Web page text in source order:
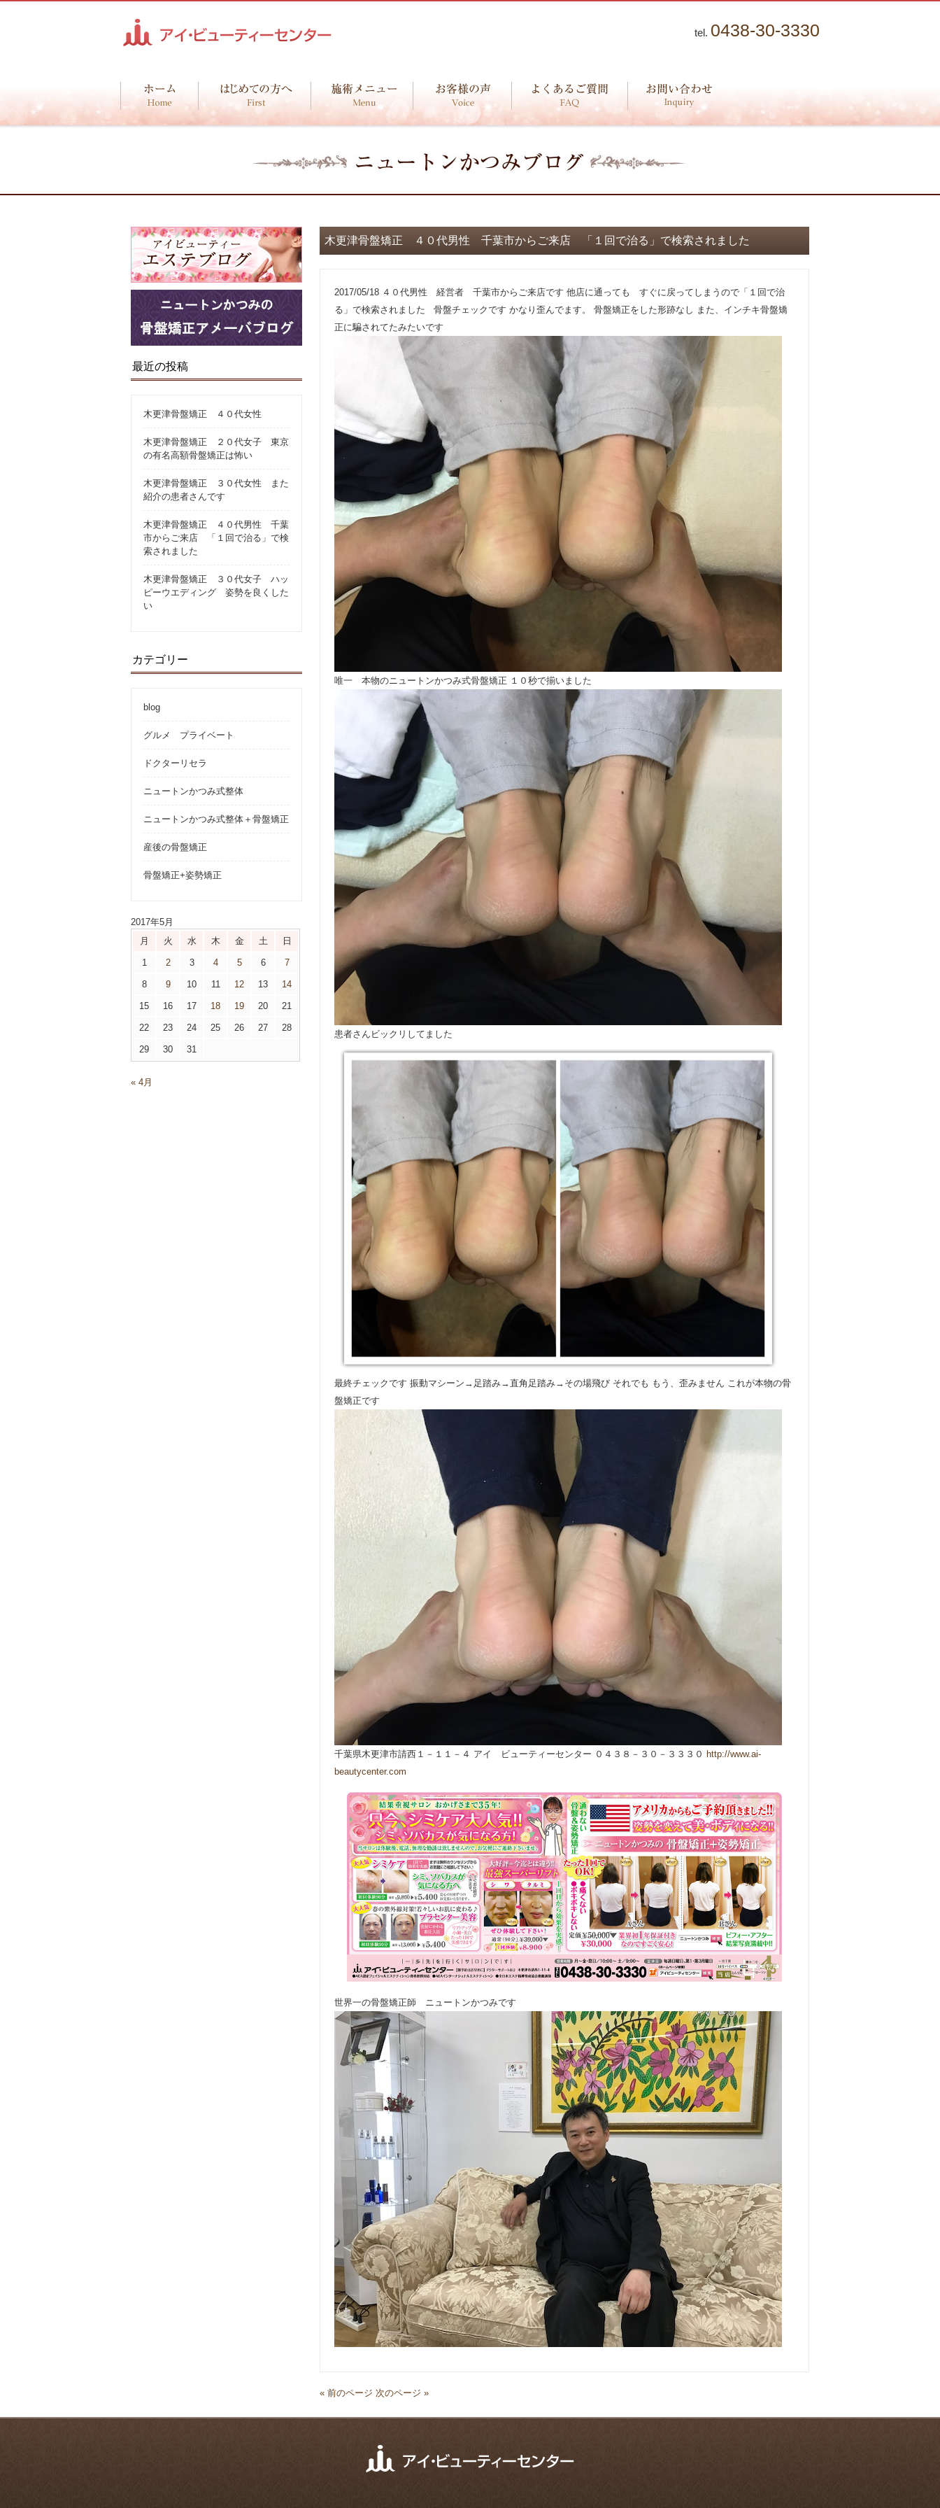
tel. 0438-30-3330
木更津骨盤矯正 ４０代男性 千葉市からご来店 「１回で治る」で検索されました
2017/05/18 ４０代男性 経営者 千葉市からご来店です 他店に通っても すぐに戻ってしまうので「１回で治
る」で検索されました 骨盤チェックです かなり歪んでます。 骨盤矯正をした形跡なし また、インチキ骨盤矯
正に騙されてたみたいです
唯一 本物のニュートンかつみ式骨盤矯正 １０秒で揃いました
患者さんビックリしてました
最終チェックです 振動マシーン→足踏み→直角足踏み→その場飛び それでも もう、歪みません これが本物の骨
盤矯正です
千葉県木更津市請西１－１１－４ アイ ビューティーセンター ０４３８－３０－３３３０ http://www.ai-
beautycenter.com
世界一の骨盤矯正師 ニュートンかつみです
« 前のページ 次のページ »
最近の投稿
木更津骨盤矯正 ４０代女性
木更津骨盤矯正 ２０代女子 東京
の有名高額骨盤矯正は怖い
木更津骨盤矯正 ３０代女性 また
紹介の患者さんです
木更津骨盤矯正 ４０代男性 千葉
市からご来店 「１回で治る」で検
索されました
木更津骨盤矯正 ３０代女子 ハッ
ピーウエディング 姿勢を良くした
い
カテゴリー
blog
グルメ プライベート
ドクターリセラ
ニュートンかつみ式整体
ニュートンかつみ式整体＋骨盤矯正
産後の骨盤矯正
骨盤矯正+姿勢矯正
2017年5月
月
火 水 木 金 土 日
1 2 3 4 5 6 7
8 9 10 11 12 13 14
15 16 17 18 19 20 21
22 23 24 25 26 27 28
29 30 31
« 4月